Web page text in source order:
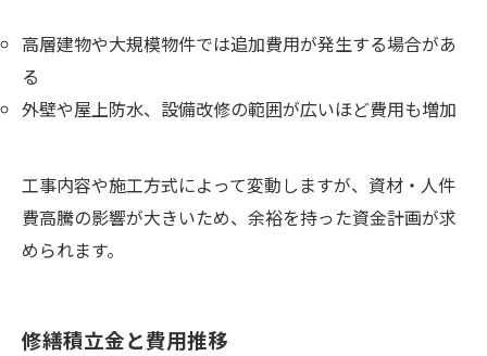
高層建物や大規模物件では追加費用が発生する場合があ
る
外壁や屋上防水、設備改修の範囲が広いほど費用も増加
工事内容や施工方式によって変動しますが、資材・人件
費高騰の影響が大きいため、余裕を持った資金計画が求
められます。
修繕積立金と費用推移